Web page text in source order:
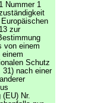
Nummer 1
zur
von einem
einem
Schutz
nach einer
(EU) Nr.